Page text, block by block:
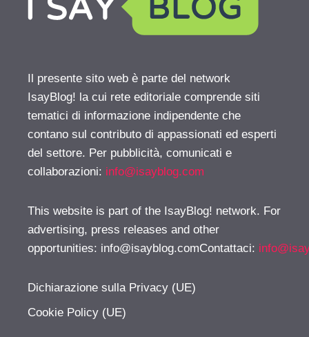
Il presente sito web è parte del network
IsayBlog! la cui rete editoriale comprende siti
tematici di informazione indipendente che
contano sul contributo di appassionati ed esperti
del settore. Per pubblicità, comunicati e
collaborazioni: info@isayblog.com
This website is part of the IsayBlog! network. For
advertising, press releases and other
opportunities: info@isayblog.comContattaci:
Dichiarazione sulla Privacy (UE)
Cookie Policy (UE)